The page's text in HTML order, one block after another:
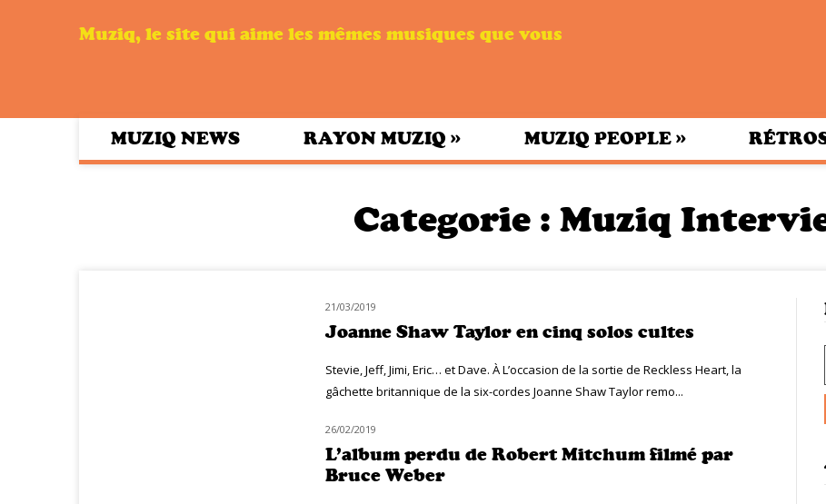
Muziq, le site qui aime les mêmes musiques que vous
MUZIQ NEWS RAYON MUZIQ » MUZIQ PEOPLE »
Categorie : Muziq
21/03/2019
Joanne Shaw Taylor en cinq solos cultes
Stevie, Jeff, Jimi, Eric… et Dave. À L’occasion de la sortie de Reckless Heart, la
gâchette britannique de la six-cordes Joanne Shaw Taylor remo...
26/02/2019
L’album perdu de Robert Mitchum filmé par
Bruce Weber